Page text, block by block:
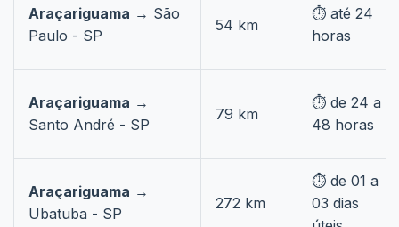
Araçariguama → São
Paulo - SP
54 km
⏱️ até 24
horas
Araçariguama →
Santo André - SP
79 km
⏱️ de 24 a
48 horas
Araçariguama →
Ubatuba - SP
272 km
⏱️ de 01 a
03 dias